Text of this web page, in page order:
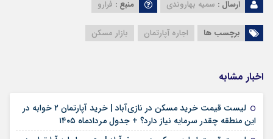
ارسال : سمیه بهاروندی منبع : فرارو
برچسب ها اجاره آپارتمان بازار مسکن
اخبار مشابه
لیست قیمت خرید مسکن در نازی‌آباد | خرید آپارتمان ۲ خوابه در
این منطقه چقدر سرمایه نیاز دارد؟ + جدول مردادماه ۱۴۰۵